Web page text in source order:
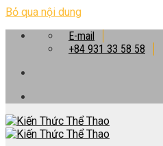
Bỏ qua nội dung
E-mail
+84 931 33 58 58